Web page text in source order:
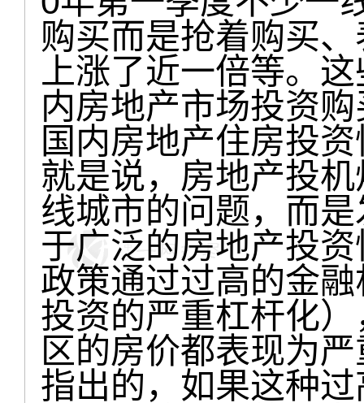
购买而是抢着购买
上涨了近一倍等。
内房地产市场投资
国内房地产住房投
就是说，房地产投
线城市的问题，而
于广泛的房地产投
政策通过过高的金
投资的严重杠杆化
区的房价都表现为
指出的，如果这种